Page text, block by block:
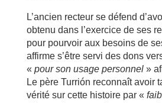
L’ancien recteur se défend
obtenu dans l’exercice de ses
pour pourvoir aux besoins de
affirme s’être servi des dons
« pour son usage personnel»
Le père Turrión reconnaît avoir
vérité sur cette histoire par «